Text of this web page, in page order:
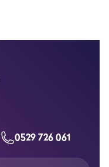
0529 726 061